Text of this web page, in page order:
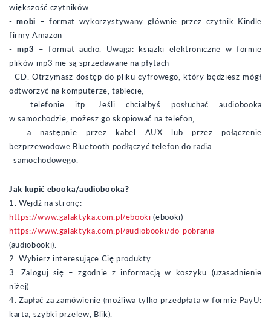
większość czytników
- mobi – format wykorzystywany głównie przez czytnik Kindle
firmy Amazon
- mp3 – format audio. Uwaga: książki elektroniczne w formie
plików mp3 nie są sprzedawane na płytach
CD. Otrzymasz dostęp do pliku cyfrowego, który będziesz mógł
odtworzyć na komputerze, tablecie,
telefonie itp. Jeśli chciałbyś posłuchać audiobooka
w samochodzie, możesz go skopiować na telefon,
a następnie przez kabel AUX lub przez połączenie
bezprzewodowe Bluetooth podłączyć telefon do radia
samochodowego.
Jak kupić ebooka/audiobooka?
1. Wejdź na stronę:
https://www.galaktyka.com.pl/ebooki (ebooki)
https://www.galaktyka.com.pl/audiobooki/do-pobrania
(audiobooki).
2. Wybierz interesujące Cię produkty.
3. Zaloguj się – zgodnie z informacją w koszyku (uzasadnienie
niżej).
4. Zapłać za zamówienie (możliwa tylko przedpłata w formie PayU:
karta, szybki przelew, Blik).